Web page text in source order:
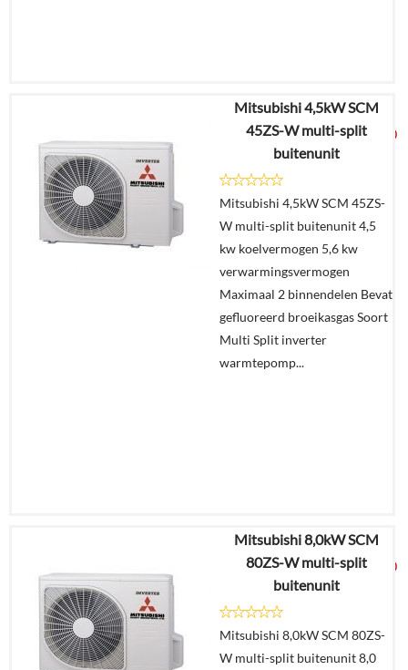
€3.928,87
€2.099,00
Offerte
aanvragen?
In
winkelmand
Mitsubishi 4,5kW SCM
45ZS-W multi-split
buitenunit
Mitsubishi 4,5kW SCM 45ZS-
W multi-split buitenunit 4,5
kw koelvermogen 5,6 kw
verwarmingsvermogen
Maximaal 2 binnendelen Bevat
gefluoreerd broeikasgas Soort
Multi Split inverter
warmtepomp...
€3.159,31
€1.675,00
Offerte
Mitsubishi 8,0kW SCM
80ZS-W multi-split
buitenunit
Mitsubishi 8,0kW SCM 80ZS-
W multi-split buitenunit 8,0